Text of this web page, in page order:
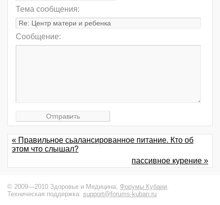
Тема сообщения:
Сообщение:
« Правильное сьалансированное питание. Кто об
этом что слышал?
пассивное курение »
© 2009—2010 Здоровье и Медицина, Форумы Кубани
Техническая поддержка: support@forums-kuban.ru